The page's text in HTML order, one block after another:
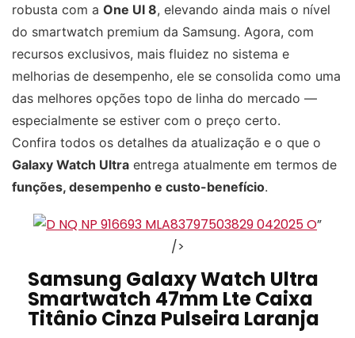
robusta com a One UI 8, elevando ainda mais o nível
do smartwatch premium da Samsung. Agora, com
recursos exclusivos, mais fluidez no sistema e
melhorias de desempenho, ele se consolida como uma
das melhores opções topo de linha do mercado —
especialmente se estiver com o preço certo.
Confira todos os detalhes da atualização e o que o
Galaxy Watch Ultra entrega atualmente em termos de
funções, desempenho e custo-benefício.
”
/>
Samsung Galaxy Watch Ultra
Smartwatch 47mm Lte Caixa
Titânio Cinza Pulseira Laranja